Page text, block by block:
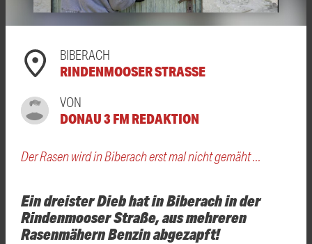
BIBERACH
RINDENMOOSER STRASSE
VON
DONAU 3 FM REDAKTION
Der Rasen wird in Biberach erst mal nicht gemäht ...
Ein dreister Dieb hat in Biberach in der
Rindenmooser Straße, aus mehreren
Rasenmähern Benzin abgezapft!